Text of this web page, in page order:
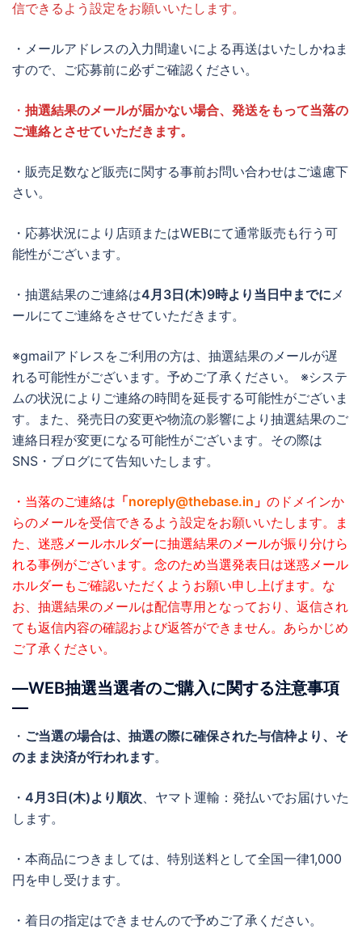
信できるよう設定をお願いいたします。
・メールアドレスの入力間違いによる再送はいたしかねま
すので、ご応募前に必ずご確認ください。
・ 抽選結果のメールが届かない場合、発送をもって当落の
ご連絡とさせていただきます。
・販売足数など販売に関する事前お問い合わせはご遠慮下
さい。
・応募状況により店頭またはWEBにて通常販売も行う可
能性がございます。
・抽選結果のご連絡は4月3日(木)9時より当日中までに メ
ールにてご連絡をさせていただきます。
※gmailアドレスをご利用の方は、抽選結果のメールが遅
れる可能性がございます。予めご了承ください。 ※システ
ムの状況によりご連絡の時間を延長する可能性がございま
す。また、発売日の変更や物流の影響により抽選結果のご
連絡日程が変更になる可能性がございます。その際は
SNS・ブログにて告知いたします。
・当落のご連絡は 「noreply@thebase.in 」 のドメインか
らのメールを受信できるよう設定をお願いいたします。
ま
た、迷惑メールホルダーに抽選結果のメールが振り分けら
れる事例がございます。念のため当選発表日は迷惑メール
ホルダーもご確認いただくようお願い申し上げます。 な
お、抽選結果のメールは配信専用となっており、返信され
ても返信内容の確認および返答ができません。あらかじめ
ご了承ください。
―WEB抽選当選者のご購入に関する注意事項
―
・ ご当選の場合は、抽選の際に確保された与信枠より、そ
のまま決済が行われます。
・ 4月3日(木)より順次 、ヤマト運輸：発払いでお届けいた
します。
・本商品につきましては、特別送料として全国一律1,000
円を申し受けます。
・着日の指定はできませんので予めご了承ください。